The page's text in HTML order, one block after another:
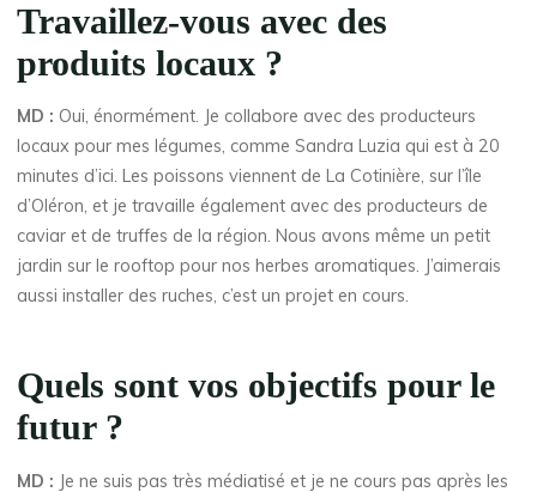
Travaillez-vous avec des
produits locaux ?
MD : Oui, énormément. Je collabore avec des producteurs
locaux pour mes légumes, comme Sandra Luzia qui est à 20
minutes d’ici. Les poissons viennent de La Cotinière, sur l’île
d’Oléron, et je travaille également avec des producteurs de
caviar et de truffes de la région. Nous avons même un petit
jardin sur le rooftop pour nos herbes aromatiques. J’aimerais
aussi installer des ruches, c’est un projet en cours.
Quels sont vos objectifs pour le
futur ?
MD : Je ne suis pas très médiatisé et je ne cours pas après les